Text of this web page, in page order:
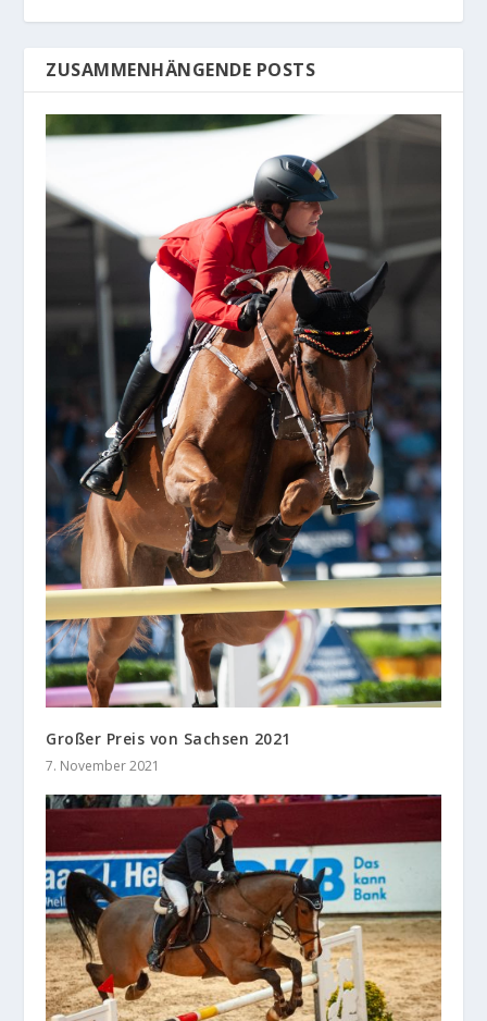
ZUSAMMENHÄNGENDE POSTS
Großer Preis von Sachsen 2021
7. November 2021